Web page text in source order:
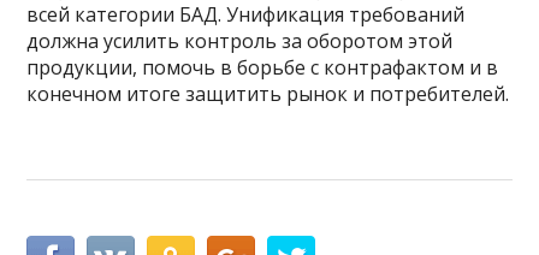
всей категории БАД. Унификация требований
должна усилить контроль за оборотом этой
продукции, помочь в борьбе с контрафактом и в
конечном итоге защитить рынок и потребителей.